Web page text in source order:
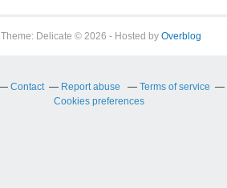
Theme: Delicate © 2026 - Hosted by Overblog
Contact Report abuse Terms of service
Cookies preferences